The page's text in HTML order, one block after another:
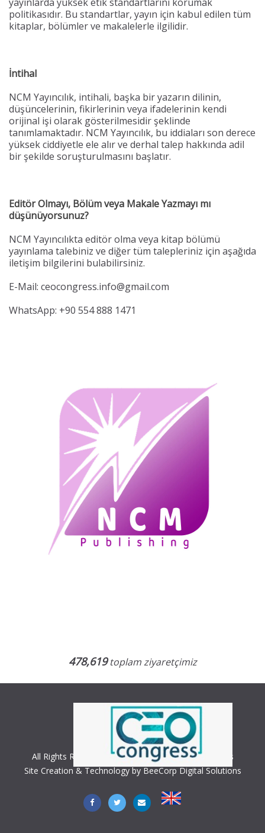
politikasıdır. Bu standartlar, yayın için kabul edilen tüm
kitaplar, bölümler ve makalelerle ilgilidir.
İntihal
NCM Yayıncılık, intihali, başka bir yazarın dilinin,
düşüncelerinin, fikirlerinin veya ifadelerinin kendi
orijinal işi olarak gösterilmesidir şeklinde
tanımlamaktadır. NCM Yayıncılık, bu iddiaları son derece
yüksek ciddiyetle ele alır ve derhal talep hakkında adil
bir şekilde soruşturulmasını başlatır.
Editör Olmayı, Bölüm veya Makale Yazmayı mı
düşünüyorsunuz?
NCM Yayıncılıkta editör olma veya kitap bölümü
yayınlama talebiniz ve diğer tüm talepleriniz için aşağıda
iletişim bilgilerini bulabilirsiniz.
E-Mail: ceocongress.info@gmail.com
WhatsApp: +90 554 888 1471
478,619toplam ziyaretçimiz
All Rights Reserved. Copyright © 2018 CEO Congress
Site Creation & Technology by BeeCorp Digital Solutions